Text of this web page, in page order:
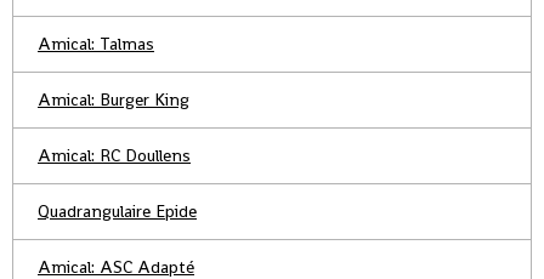
Amical: Talmas
Amical: Burger King
Amical: RC Doullens
Quadrangulaire Epide
Amical: ASC Adapté